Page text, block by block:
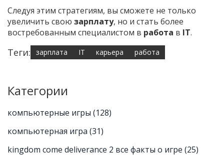
Следуя этим стратегиям, вы сможете не только
увеличить свою зарплату, но и стать более
востребованным специалистом в работа в IT.
Теги: зарплата IT карьера работа
Категории
компьютерные игры (128)
компьютерная игра (31)
kingdom come deliverance 2 все факты о игре (25)